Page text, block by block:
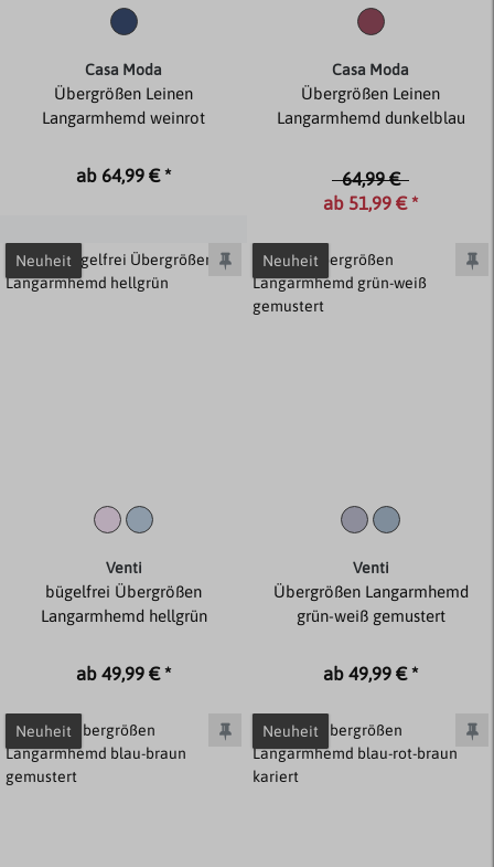
Casa Moda
Übergrößen Leinen
Langarmhemd weinrot
ab 64,99 € *
Casa Moda
Übergrößen Leinen
Langarmhemd dunkelblau
64,99 €
ab 51,99 € *
Neuheit
Venti
bügelfrei Übergrößen
Langarmhemd hellgrün
ab 49,99 € *
Neuheit
Venti
Übergrößen Langarmhemd
grün-weiß gemustert
ab 49,99 € *
Neuheit Neuheit